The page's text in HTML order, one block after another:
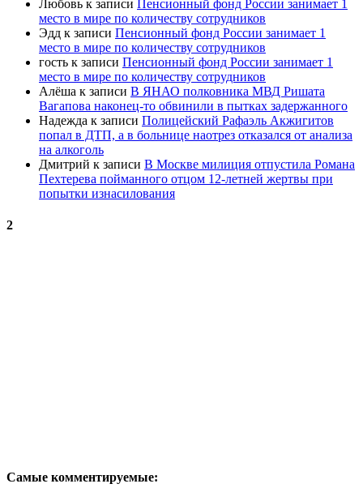
Любовь к записи Пенсионный фонд России занимает 1
место в мире по количеству сотрудников
Эдд к записи Пенсионный фонд России занимает 1
место в мире по количеству сотрудников
гость к записи Пенсионный фонд России занимает 1
место в мире по количеству сотрудников
Алёша к записи В ЯНАО полковника МВД Ришата
Вагапова наконец-то обвинили в пытках задержанного
Надежда к записи Полицейский Рафаэль Акжигитов
попал в ДТП, а в больнице наотрез отказался от анализа
на алкоголь
Дмитрий к записи В Москве милиция отпустила Романа
Пехтерева пойманного отцом 12-летней жертвы при
попытки изнасилования
2
Самые комментируемые: